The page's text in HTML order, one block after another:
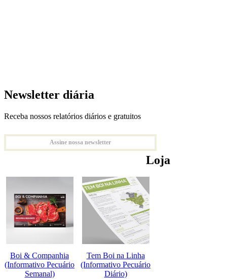
Newsletter diária
Receba nossos relatórios diários e gratuitos
Assine nossa newsletter
Loja
Boi & Companhia
(Informativo Pecuário
Semanal)
Tem Boi na Linha
(Informativo Pecuário
Diário)